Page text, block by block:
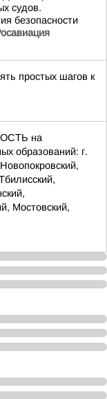
судов.
безопасности
простых шагов к
на
образований: г.
Мостовский,